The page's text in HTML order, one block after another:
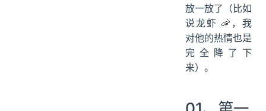
放一放了（比如
说龙虾 🦐，我
对他的热情也是
完全降了下
来）。